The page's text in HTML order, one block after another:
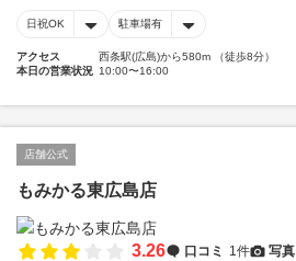
日祝OK 駐車場有
アクセス
西条駅(広島)から580m （徒歩8分）
本日の営業状況 10:00〜16:00
店舗公式
もみかる東広島店
3.26 口コミ 1件 写真